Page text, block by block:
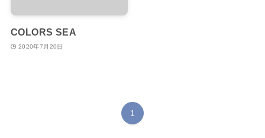
COLORS SEA
2020年7月20日
1